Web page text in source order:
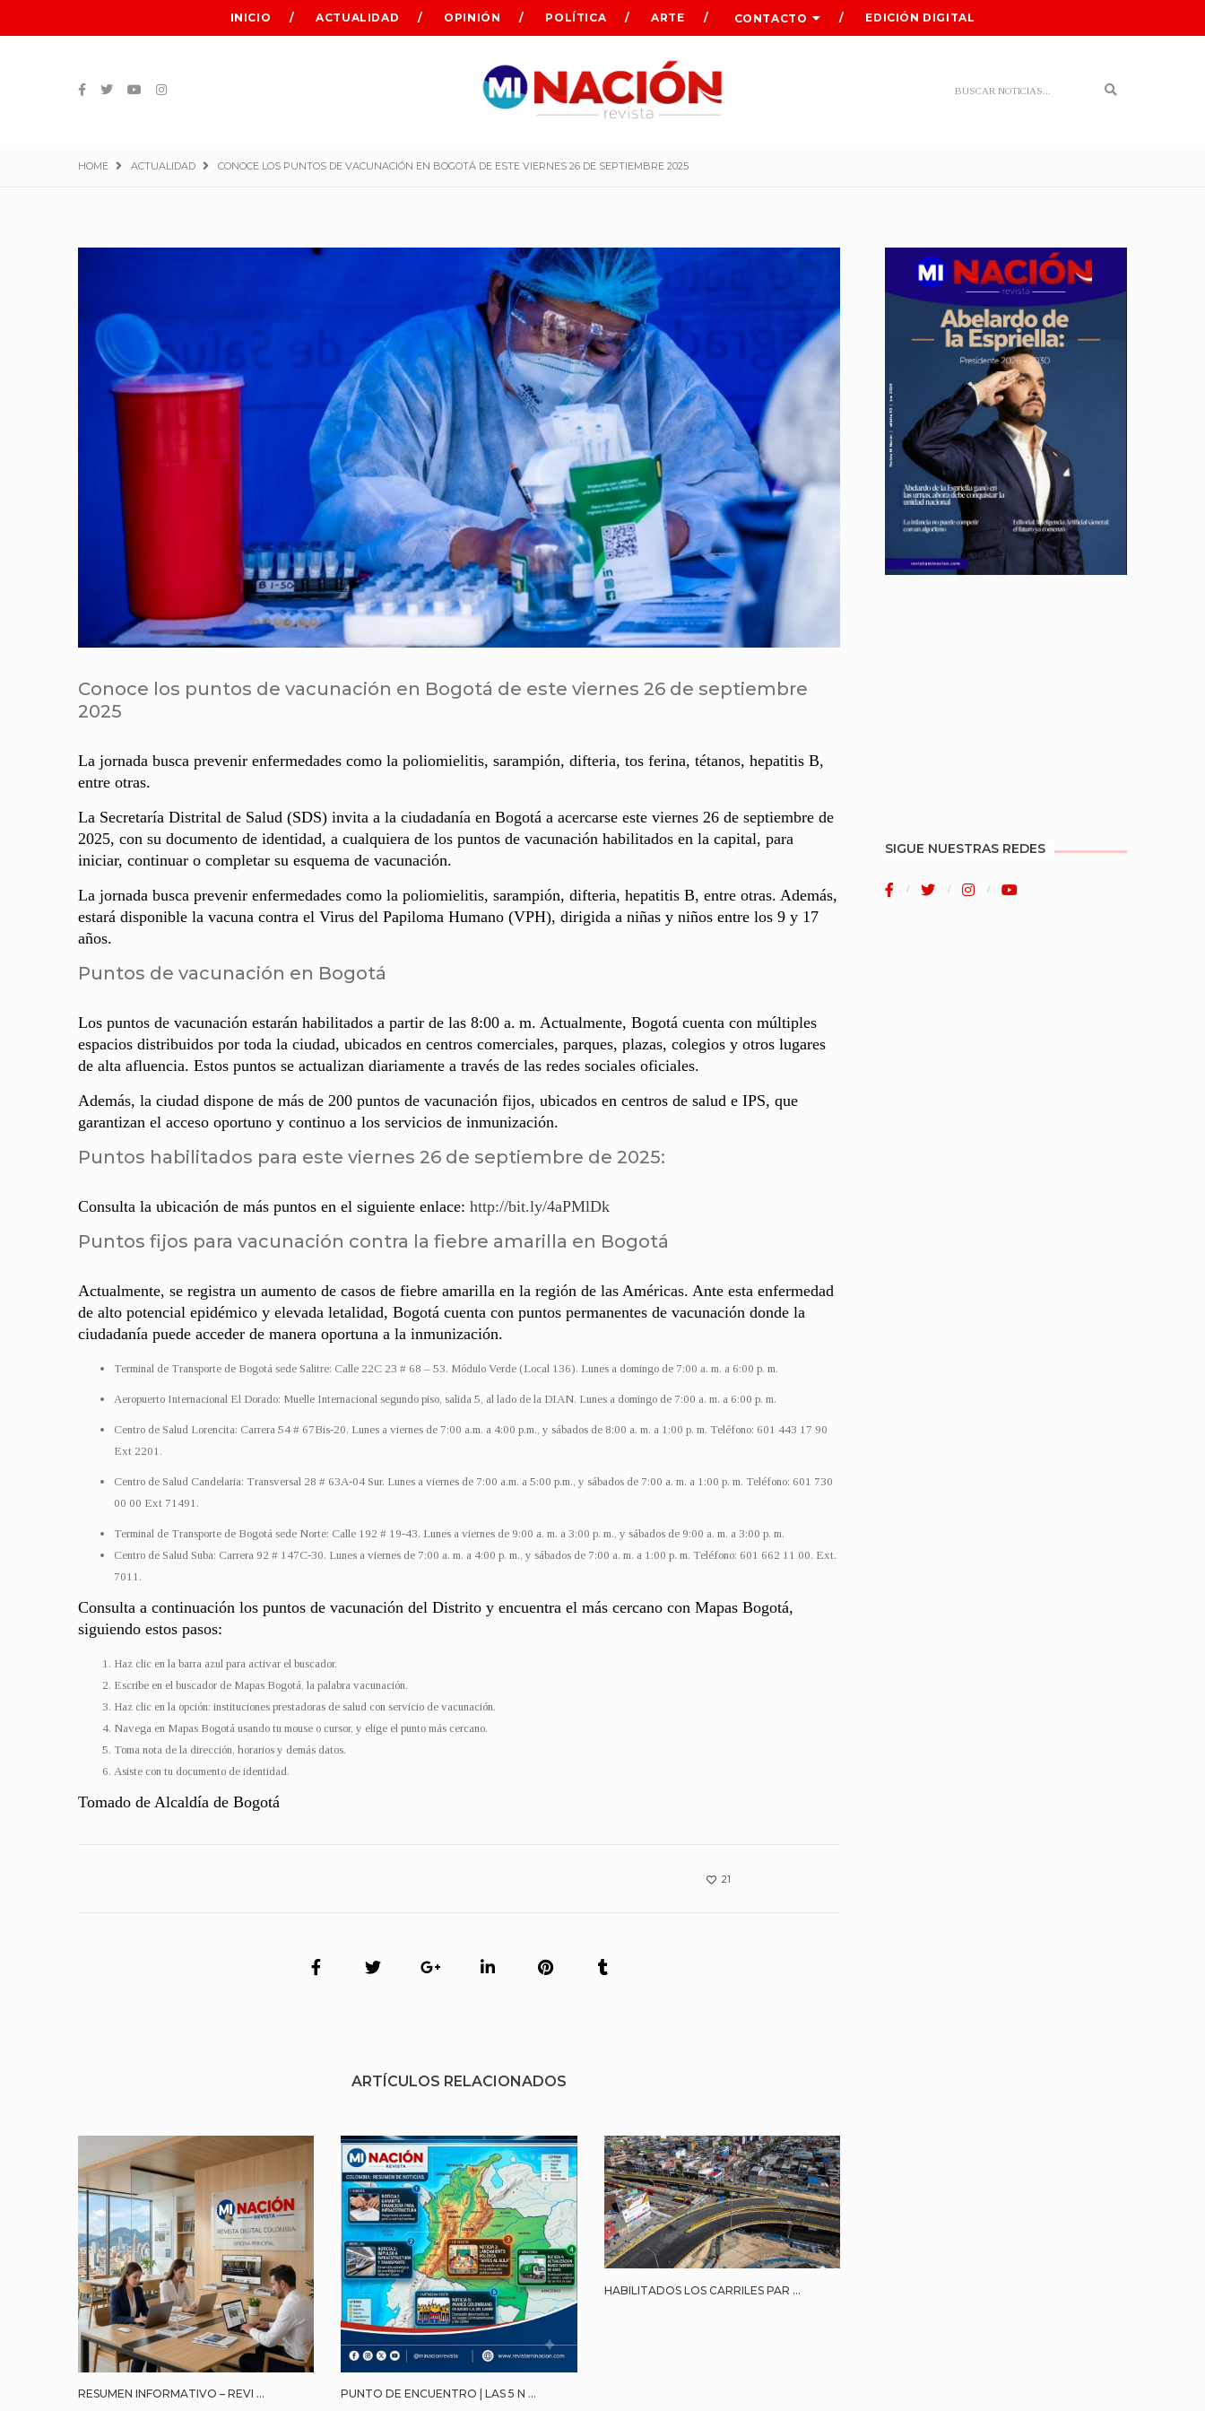
INICIO ACTUALIDAD OPINIÓN POLÍTICA ARTE CONTACTO EDICIÓN DIGITAL
Search
HOME ACTUALIDAD CONOCE LOS PUNTOS DE VACUNACIÓN EN BOGOTÁ DE ESTE VIERNES 26 DE SEPTIEMBRE 2025
Conoce los puntos de vacunación en Bogotá de este viernes 26 de septiembre
2025
La jornada busca prevenir enfermedades como la poliomielitis, sarampión, difteria, tos ferina, tétanos, hepatitis B,
entre otras.
La Secretaría Distrital de Salud (SDS) invita a la ciudadanía en Bogotá a acercarse este viernes 26 de septiembre de
2025, con su documento de identidad, a cualquiera de los puntos de vacunación habilitados en la capital, para
iniciar, continuar o completar su esquema de vacunación.
La jornada busca prevenir enfermedades como la poliomielitis, sarampión, difteria, hepatitis B, entre otras. Además,
estará disponible la vacuna contra el Virus del Papiloma Humano (VPH), dirigida a niñas y niños entre los 9 y 17
años.
Puntos de vacunación en Bogotá
Los puntos de vacunación estarán habilitados a partir de las 8:00 a. m. Actualmente, Bogotá cuenta con múltiples
espacios distribuidos por toda la ciudad, ubicados en centros comerciales, parques, plazas, colegios y otros lugares
de alta afluencia. Estos puntos se actualizan diariamente a través de las redes sociales oficiales.
Además, la ciudad dispone de más de 200 puntos de vacunación fijos, ubicados en centros de salud e IPS, que
garantizan el acceso oportuno y continuo a los servicios de inmunización.
Puntos habilitados para este viernes 26 de septiembre de 2025:
Consulta la ubicación de más puntos en el siguiente enlace: http://bit.ly/4aPMlDk
Puntos fijos para vacunación contra la fiebre amarilla en Bogotá
Actualmente, se registra un aumento de casos de fiebre amarilla en la región de las Américas. Ante esta enfermedad
de alto potencial epidémico y elevada letalidad, Bogotá cuenta con puntos permanentes de vacunación donde la
ciudadanía puede acceder de manera oportuna a la inmunización.
Terminal de Transporte de Bogotá sede Salitre: Calle 22C 23 # 68 – 53. Módulo Verde (Local 136). Lunes a domingo de 7:00 a. m. a 6:00 p. m.
Aeropuerto Internacional El Dorado: Muelle Internacional segundo piso, salida 5, al lado de la DIAN. Lunes a domingo de 7:00 a. m. a 6:00 p. m.
Centro de Salud Lorencita: Carrera 54 # 67Bis-20. Lunes a viernes de 7:00 a.m. a 4:00 p.m., y sábados de 8:00 a. m. a 1:00 p. m. Teléfono: 601 443 17 90
Ext 2201.
Centro de Salud Candelaria: Transversal 28 # 63A-04 Sur. Lunes a viernes de 7:00 a.m. a 5:00 p.m., y sábados de 7:00 a. m. a 1:00 p. m. Teléfono: 601 730
00 00 Ext 71491. ​
Terminal de Transporte de Bogotá sede Norte: Calle 192 # 19-43. Lunes a viernes de 9:00 a. m. a 3:00 p. m., y sábados de 9:00 a. m. a 3:00 p. m.
Centro de Salud Suba: Carrera 92 # 147C-30. Lunes a viernes de 7:00 a. m. a 4:00 p. m., y sábados de 7:00 a. m. a 1:00 p. m. Teléfono: 601 662 11 00. Ext.
7011.
Consulta a continuación los puntos de vacunación del Distrito y encuentra el más cercano con Mapas Bogotá,
siguiendo estos pasos:
Haz clic en la barra azul para activar el buscador.
Escribe en el buscador de Mapas Bogotá, la palabra vacunación.
Haz clic en la opción: instituciones prestadoras de salud con servicio de vacunación.
Navega en Mapas Bogotá usando tu mouse o cursor, y elige el punto más cercano.
Toma nota de la dirección, horarios y demás datos.
Asiste con tu documento de identidad.
Tomado de Alcaldía de Bogotá
21
ARTÍCULOS RELACIONADOS
RESUMEN INFORMATIVO – REVI ... PUNTO DE ENCUENTRO | LAS 5 N ...
HABILITADOS LOS CARRILES PAR ...
SIGUE NUESTRAS REDES